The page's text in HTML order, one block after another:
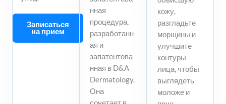
Записаться
на прием
нная
процедура,
разработанн
ая и
запатентова
нная в D&A
Dermatology.
Она
кожу,
разгладьте
морщины и
улучшите
контуры
лица, чтобы
выглядеть
моложе и